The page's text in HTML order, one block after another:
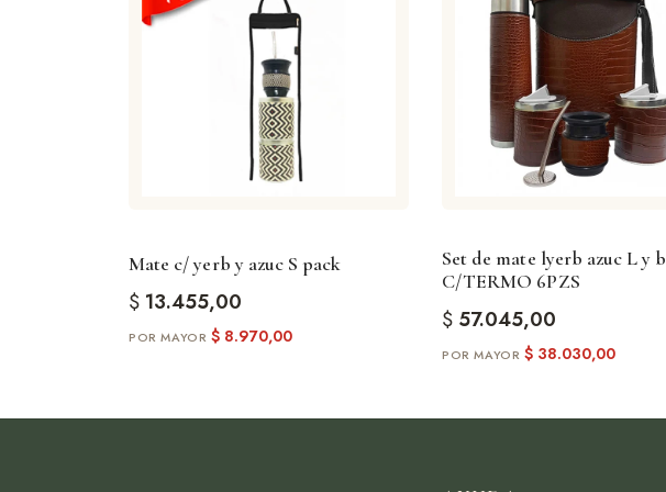
Mate c/ yerb y azuc S pack
$ 13.455,00
$ 8.970,00
Set de mate lyerb azuc L y b
C/TERMO 6PZS
$ 57.045,00
$ 38.030,00